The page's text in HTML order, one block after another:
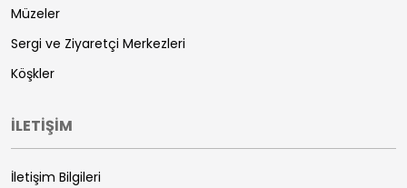
Müzeler
Sergi ve Ziyaretçi Merkezleri
Köşkler
İLETİŞİM
İletişim Bilgileri